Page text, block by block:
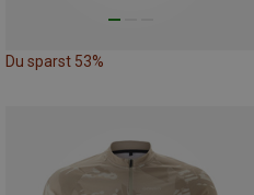
Du sparst 53%